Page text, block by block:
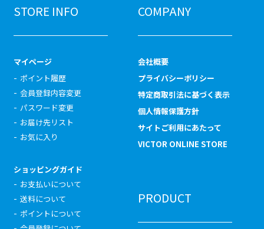
STORE INFO
マイページ
ポイント履歴
会員登録内容変更
パスワード変更
お届け先リスト
お気に入り
ショッピングガイド
お支払いについて
送料について
ポイントについて
COMPANY
会社概要
プライバシーポリシー
特定商取引法に基づく表示
個人情報保護方針
サイトご利用にあたって
VICTOR ONLINE STORE
PRODUCT